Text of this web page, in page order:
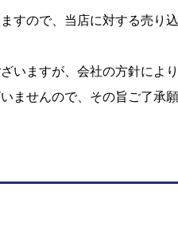
すので、当店に対する売り
いますが、会社の方針によ
ませんので、その旨ご了承願